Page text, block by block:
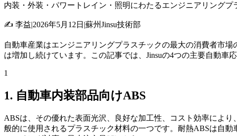
内装・外装・パワートレイン・照明にわたるエンジニアリングプ
✍️ 李益|2026年5月12日 |蘇州Jinsu技術部
自動車産業はエンジニアリングプラスチックの最大の消費者市
は増加し続けています。この記事では、Jinsuの4つの主要自動車
1
1. 自動車内装部品向けABS
ABSは、その優れた表面光沢、良好な加工性、コスト効率によ
般的に使用されるプラスチック材料の一つです。耐熱ABSは自